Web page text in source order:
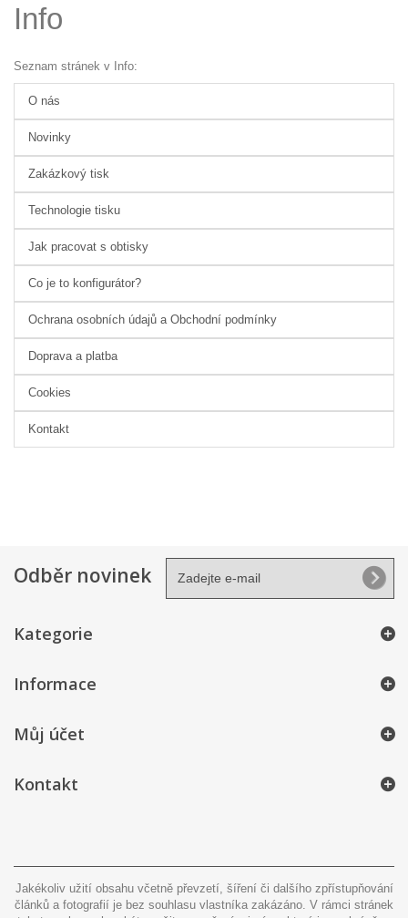
Info
Seznam stránek v Info:
O nás
Novinky
Zakázkový tisk
Technologie tisku
Jak pracovat s obtisky
Co je to konfigurátor?
Ochrana osobních údajů a Obchodní podmínky
Doprava a platba
Cookies
Kontakt
Odběr novinek
Kategorie
Informace
Jakékoliv užití obsahu včetně převzetí, šíření či dalšího zpřístupňování
článků a fotografií je bez souhlasu vlastníka zakázáno. V rámci stránek
Můj účet
Kontakt